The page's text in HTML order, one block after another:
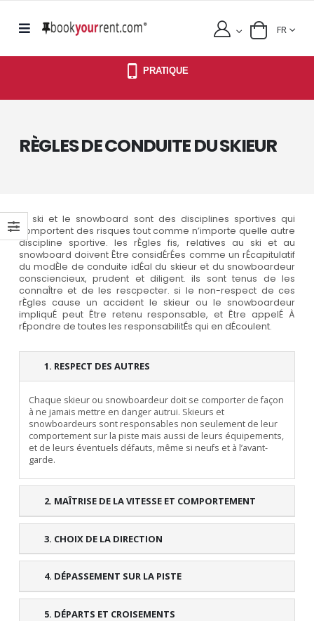
FR
PRATIQUE
RÈGLES DE CONDUITE DU SKIEUR
le ski et le snowboard sont des disciplines sportives qui
comportent des risques tout comme n’importe quelle autre
discipline sportive. les rÈgles fis, relatives au ski et au
snowboard doivent Être considÉrÉes comme un rÉcapitulatif
du modÈle de conduite idÉal du skieur et du snowboardeur
consciencieux, prudent et diligent. ils sont tenus de les
connaÎtre et de les rescpecter. si le non-respect de ces
rÈgles cause un accident le skieur ou le snowboardeur
impliquÉ peut Être retenu responsable, et Être appelÉ À
rÉpondre de toutes les responsabilitÉs qui en dÉcoulent.
1. RESPECT DES AUTRES
Chaque skieur ou snowboardeur doit se comporter de façon
à ne jamais mettre en danger autrui. Skieurs et
snowboardeurs sont responsables non seulement de leur
comportement sur la piste mais aussi de leurs équipements,
et de leurs éventuels défauts, même si neufs et à l’avant-
garde.
2. MAÎTRISE DE LA VITESSE ET COMPORTEMENT
3. CHOIX DE LA DIRECTION
4. DÉPASSEMENT SUR LA PISTE
5. DÉPARTS ET CROISEMENTS